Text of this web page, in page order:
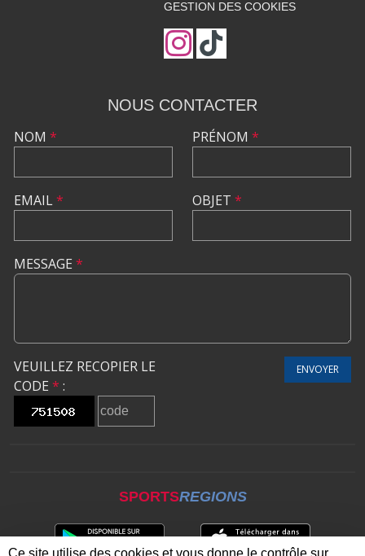
GESTION DES COOKIES
NOUS CONTACTER
NOM *
EMAIL*
PRÉNOM *
OBJET *
MESSAGE *
VEUILLEZ RECOPIER LE
CODE * :
ENVOYER
SPORTSREGIONS
Ce site utilise des cookies et vous donne le contrôle sur